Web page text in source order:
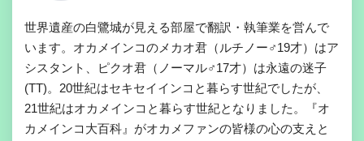
世界遺産の白鷺城が見える部屋で翻訳・執筆業を営んで
います。オカメインコのメカオ君（ルチノー♂19才）はア
シスタント、ピクオ君（ノーマル♂17才）は永遠の迷子
(TT)。20世紀はセキセイインコと暮らす世紀でしたが、
21世紀はオカメインコと暮らす世紀となりました。『オ
カメインコ大百科』がオカメファンの皆様の心の支えと